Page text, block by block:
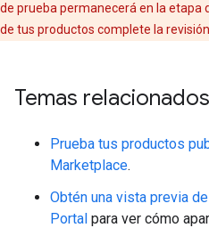
de prueba permanecerá en la etapa
de tus productos complete la revisión
Temas relacionados
Prueba tus productos
Marketplace.
Obtén una vista previa
Portal para ver cómo